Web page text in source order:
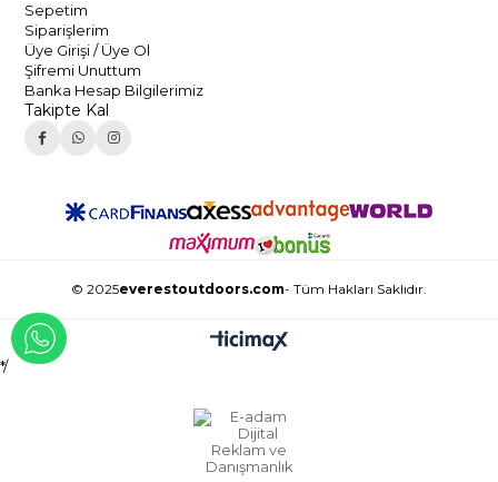
Sepetim
Siparişlerim
Üye Girişi / Üye Ol
Şifremi Unuttum
Banka Hesap Bilgilerimiz
Takipte Kal
© 2025everestoutdoors.com- Tüm Hakları Saklıdır.
*/
WHATSAPP İLE İLETİŞİME GEÇ